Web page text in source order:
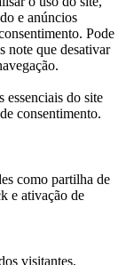
e anúncios
Pode
note que desativar
essenciais do site
consentimento.
como partilha de
e ativação de
visitantes,